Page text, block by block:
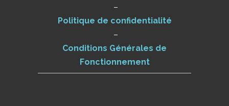
–
Politique de confidentialité
–
Conditions Générales de
Fonctionnement